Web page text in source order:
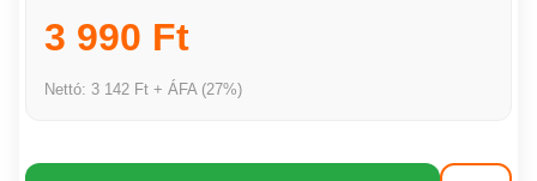
3 990 Ft
Nettó: 3 142 Ft + ÁFA (27%)